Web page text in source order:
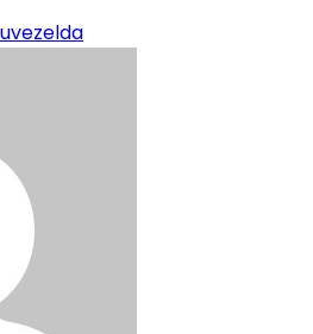
zelda